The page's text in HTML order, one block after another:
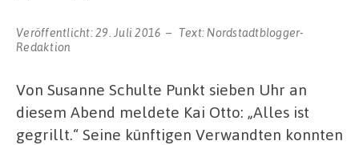
Veröffentlicht: 29. Juli 2016 Text: Nordstadtblogger-
Redaktion
Von Susanne Schulte Punkt sieben Uhr an
diesem Abend meldete Kai Otto: „Alles ist
gegrillt.“ Seine künftigen Verwandten konnten